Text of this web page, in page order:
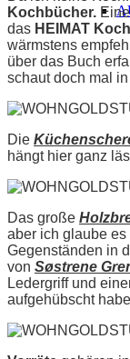
Kochbücher.
das HEIMAT
wärmstens
über das Buch
schaut doch mal
Die
hängt hier ganz
Das große
aber ich glaube
Gegenständen in
von Søstrene
Ledergriff und
aufgehübscht